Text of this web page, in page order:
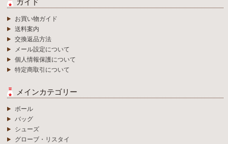
ガイド
お買い物ガイド
送料案内
交換返品方法
メール設定について
個人情報保護について
特定商取引について
メインカテゴリー
ボール
バッグ
シューズ
グローブ・リスタイ